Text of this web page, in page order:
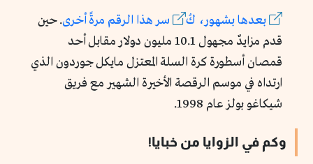
بعدهابشهور، ك سر هذا الرقم مرةً أخرى. حين
قدم مزايدٌ مجهول 10.1 مليون دولار مقابل أحد
قمصان أسطورة كرة السلة المعتزل مايكل جوردون الذي
ارتداه في موسم الرقصة الأخيرة الشهير مع فريق
شيكاغو بولز عام 1998.
وكم في الزوايا من خبايا!